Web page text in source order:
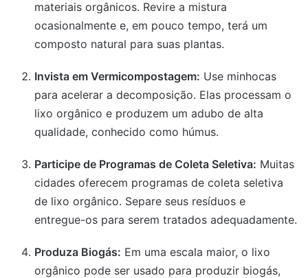
materiais orgânicos. Revire a mistura
ocasionalmente e, em pouco tempo, terá um
composto natural para suas plantas.
Invista em Vermicompostagem: Use minhocas
para acelerar a decomposição. Elas processam o
lixo orgânico e produzem um adubo de alta
qualidade, conhecido como húmus.
Participe de Programas de Coleta Seletiva: Muitas
cidades oferecem programas de coleta seletiva
de lixo orgânico. Separe seus resíduos e
entregue-os para serem tratados adequadamente.
Produza Biogás: Em uma escala maior, o lixo
orgânico pode ser usado para produzir biogás,